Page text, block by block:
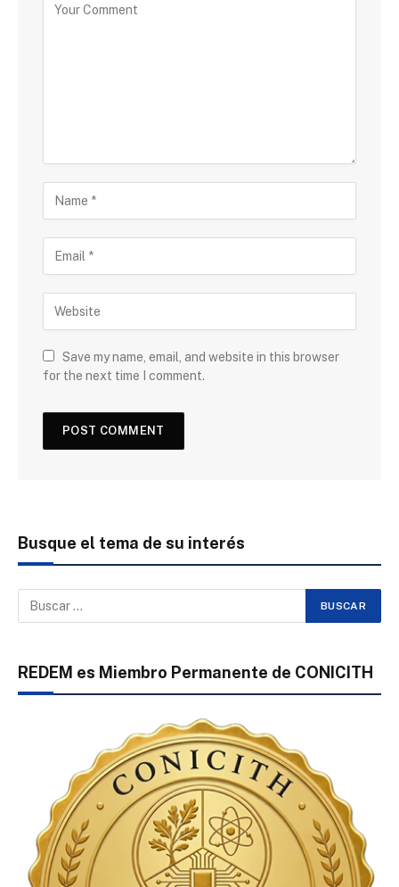
Save my name, email, and website in this browser
for the next time I comment.
Busque el tema de su interés
REDEM es Miembro Permanente de CONICITH